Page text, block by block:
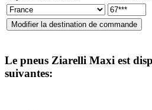
Le pneus Ziarelli Maxi est
suivantes: